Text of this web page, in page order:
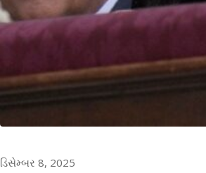
ડિસેમ્બર 8, 2025